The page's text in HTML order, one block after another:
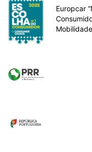
Europcar
Mobilidade